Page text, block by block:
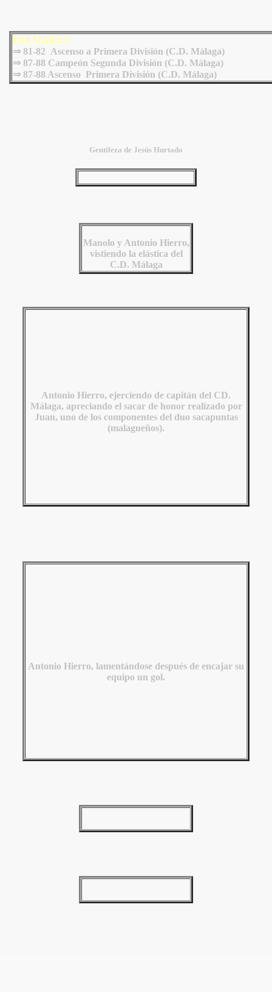
PALMARÉS:
⇒ 81-82 Ascenso a Primera División (C.D. Málaga)
⇒ 87-88 Campeón Segunda División (C.D. Málaga)
⇒ 87-88 Ascenso Primera División (C.D. Málaga)
Gentileza de Jesús Hurtado
Manolo y Antonio Hierro,
vistiendo la elástica del
C.D. Málaga
Antonio Hierro, ejerciendo de capitán del CD.
Málaga, apreciando el sacar de honor realizado por
Juan, uno de los componentes del duo sacapuntas
(malagueños).
Antonio Hierro, lamentándose después de encajar su
equipo un gol.